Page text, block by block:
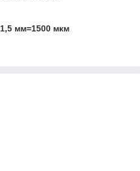
1,5 мм=1500 мкм